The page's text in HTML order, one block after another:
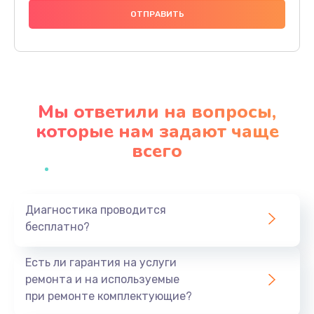
1000 руб.
Заказать
Профилактическая чистка
Заказать
Мы ответили на вопросы,
которые нам задают чаще
всего
Диагностика проводится
бесплатно?
Есть ли гарантия на услуги
ремонта и на используемые
при ремонте комплектующие?